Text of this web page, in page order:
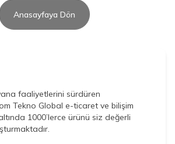
Anasayfaya Dön
faaliyetlerini sürdüren
Tekno Global e-ticaret ve bilişim
1000’lerce ürünü siz değerli